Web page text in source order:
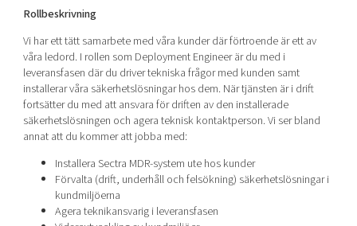
Rollbeskrivning
Vi har ett tätt samarbete med våra kunder där förtroende är ett av
våra ledord. I rollen som Deployment Engineer är du med i
leveransfasen där du driver tekniska frågor med kunden samt
installerar våra säkerhetslösningar hos dem. När tjänsten är i drift
fortsätter du med att ansvara för driften av den installerade
säkerhetslösningen och agera teknisk kontaktperson. Vi ser bland
annat att du kommer att jobba med:
Installera Sectra MDR-system ute hos kunder
Förvalta (drift, underhåll och felsökning) säkerhetslösningar i
kundmiljöerna
Agera teknikansvarig i leveransfasen